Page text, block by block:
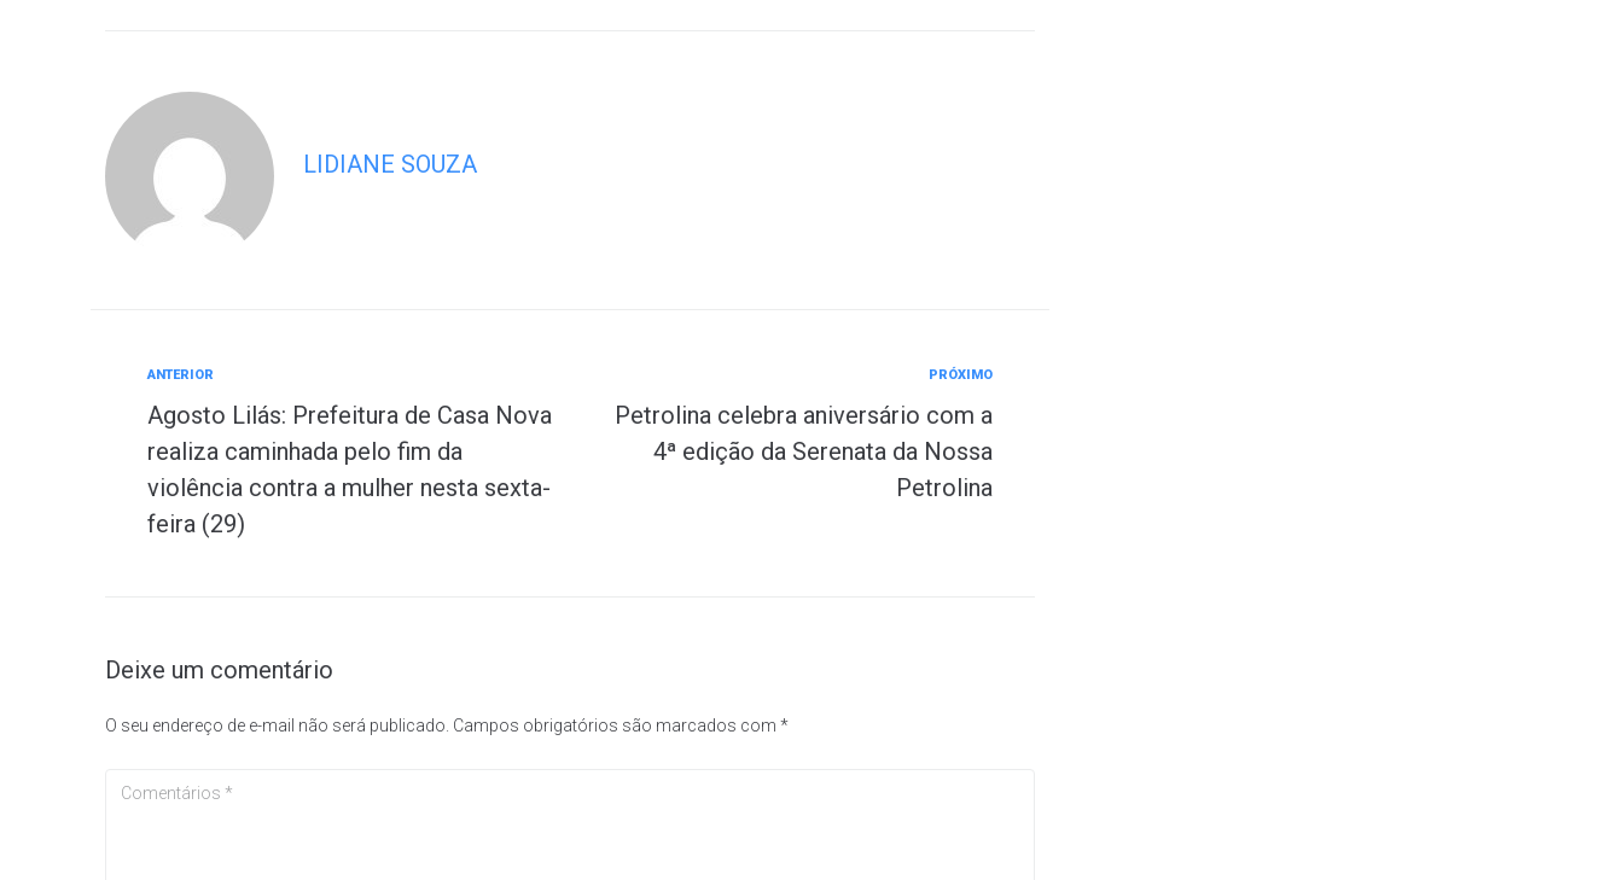
LIDIANE SOUZA
ANTERIOR
Agosto Lilás: Prefeitura de Casa Nova
realiza caminhada pelo fim da
violência contra a mulher nesta sexta-
feira (29)
PRÓXIMO
Petrolina celebra aniversário com a
4ª edição da Serenata da Nossa
Petrolina
Deixe um comentário
O seu endereço de e-mail não será publicado. Campos obrigatórios são marcados com *